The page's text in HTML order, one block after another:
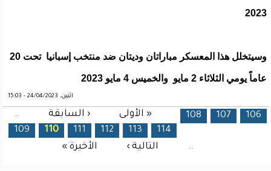
2023
وسيتخلل هذا المعسكر مباراتان وديتان ضد منتخب إسبانيا تحت 20
عاماً يومي الثلاثاء 2 مايو والخميس 4 مايو 2023
اثنين, 24/04/2023 - 15:03
الصفحات « الأولى ‹ السابقة … 106
107
108
109
110 111 112 113
114
…
التالية › الأخيرة »